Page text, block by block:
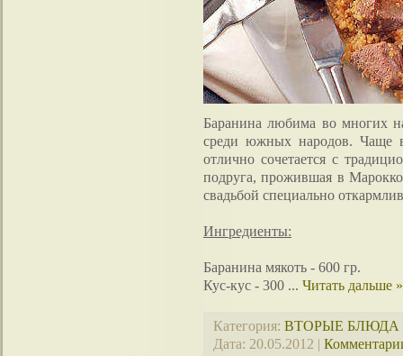
Баранина любима во многих
среди южных народов. Чаще
отлично сочетается с
подруга, прожившая в Марокко
свадьбой специально
Ингредиенты:
Баранина мякоть - 600 гр.
Кус-кус - 300 ... Читать дальше »
Категория: ВТОРЫЕ БЛЮДА
Дата: 20.05.2012 |